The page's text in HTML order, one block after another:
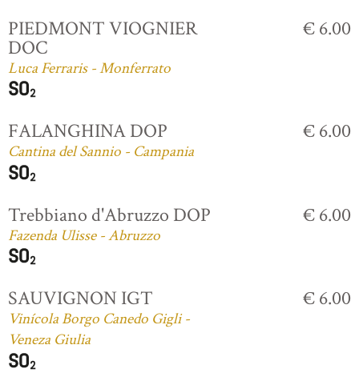
PIEDMONT VIOGNIER
DOC
Luca Ferraris - Monferrato
€ 6.00
FALANGHINA DOP
Cantina del Sannio - Campania
€ 6.00
Trebbiano d'Abruzzo DOP
Fazenda Ulisse - Abruzzo
€ 6.00
SAUVIGNON IGT
Vinícola Borgo Canedo Gigli -
Veneza Giulia
€ 6.00